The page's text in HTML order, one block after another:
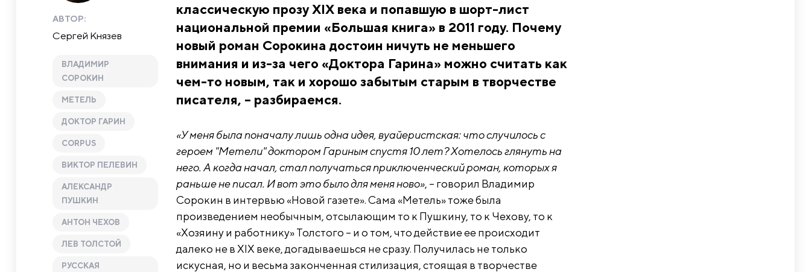
АВТОР:
Сергей Князев
ВЛАДИМИР
СОРОКИН
МЕТЕЛЬ
ДОКТОР ГАРИН
CORPUS
ВИКТОР ПЕЛЕВИН
АЛЕКСАНДР
ПУШКИН
АНТОН ЧЕХОВ
ЛЕВ ТОЛСТОЙ
РУССКАЯ
классическую прозу XIX века и попавшую в шорт-лист
национальной премии «Большая книга» в 2011 году. Почему
новый роман Сорокина достоин ничуть не меньшего
внимания и из-за чего «Доктора Гарина» можно считать как
чем-то новым, так и хорошо забытым старым в творчестве
писателя, – разбираемся.
«У меня была поначалу лишь одна идея, вуайеристская: что случилось с
героем "Метели" доктором Гариным спустя 10 лет? Хотелось глянуть на
него. А когда начал, стал получаться приключенческий роман, которых я
раньше не писал. И вот это было для меня ново», – говорил Владимир
Сорокин в интервью «Новой газете». Сама «Метель» тоже была
произведением необычным, отсылающим то к Пушкину, то к Чехову, то к
«Хозяину и работнику» Толстого – и о том, что действие ее происходит
далеко не в XIX веке, догадываешься не сразу. Получилась не только
искусная, но и весьма законченная стилизация, стоящая в творчестве